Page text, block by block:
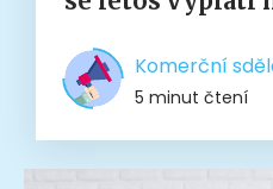
Komerční
5 minut čtení